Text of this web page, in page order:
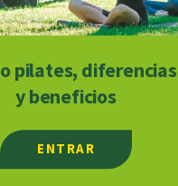
pilates, diferencias
y beneficios
ENTRAR